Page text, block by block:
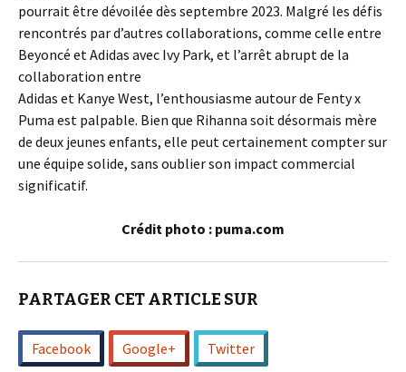
pourrait être dévoilée dès septembre 2023. Malgré les défis
rencontrés par d’autres collaborations, comme celle entre
Beyoncé et Adidas avec Ivy Park, et l’arrêt abrupt de la
collaboration entre
Adidas et Kanye West, l’enthousiasme autour de Fenty x
Puma est palpable. Bien que Rihanna soit désormais mère
de deux jeunes enfants, elle peut certainement compter sur
une équipe solide, sans oublier son impact commercial
significatif.
Crédit photo : puma.com
PARTAGER CET ARTICLE SUR
Facebook Google+ Twitter